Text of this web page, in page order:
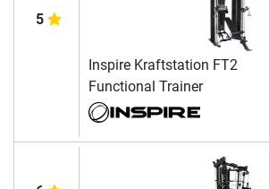
5
Inspire Kraftstation FT2
Functional Trainer